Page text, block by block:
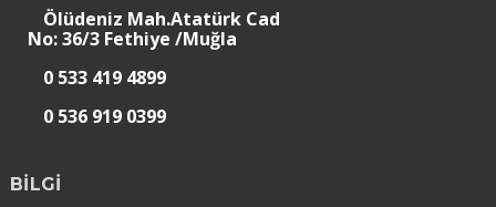
Ölüdeniz Mah.Atatürk Cad
No: 36/3 Fethiye /Muğla
0 533 419 4899
0 536 919 0399
BİLGİ